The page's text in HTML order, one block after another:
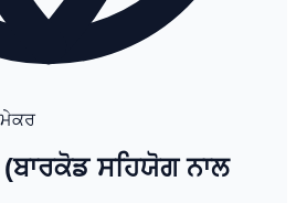
ਮੇਕਰ
ਸਹਿਯੋਗ ਨਾਲ